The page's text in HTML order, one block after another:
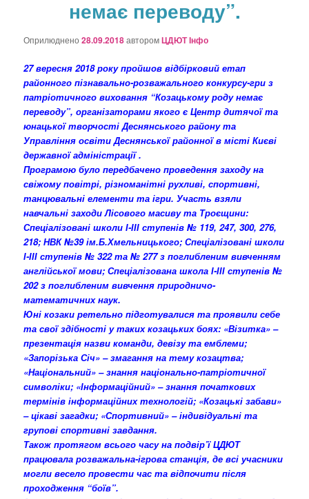
з
п
и
немає переводу”.
Оприлюднено28.09.2018авторомЦДЮТ Інфо
27 вересня 2018 року пройшов відбірковий етап
районного пізнавально-розважального конкурсу-гри з
патріотичного виховання “Козацькому роду немає
переводу”, організаторами якого є Центр дитячої та
юнацької творчості Деснянського району та
Управління освіти Деснянської районної в місті Києві
державної адміністрації .
Програмою було передбачено проведення заходу на
свіжому повітрі, різноманітні рухливі, спортивні,
танцювальні елементи та ігри. Участь взяли
навчальні заходи Лісового масиву та Троєщини:
Спеціалізовані школи І-ІІІ ступенів № 119, 247, 300, 276,
218; НВК №39 ім.Б.Хмельницького; Спеціалізовані школи
І-ІІІ ступенів № 322 та № 277 з поглибленим вивченням
англійської мови; Спеціалізована школа І-ІІІ ступенів №
202 з поглибленим вивчення природничо-
математичних наук.
Юні козаки ретельно підготувалися та проявили себе
та свої здібності у таких козацьких боях: «Візитка» –
презентація назви команди, девізу та емблеми;
«Запорізька Січ» – змагання на тему козацтва;
«Національний» – знання національно-патріотичної
символіки; «Інформаційний» – знання початкових
термінів інформаційних технологій; «Козацькі забави»
– цікаві загадки; «Спортивний» – індивідуальні та
групові спортивні завдання.
Також протягом всього часу на подвір’ї ЦДЮТ
працювала розважальна-ігрова станція, де всі учасники
могли весело провести час та відпочити після
проходження “боїв”.